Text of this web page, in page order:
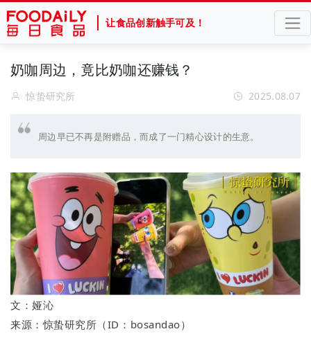
让食品创新触手可及！
奶咖周边，竟比奶咖还赚钱？
惊蛰研究所 2025.08.07
周边早已不再是附赠品，而成了一门精心设计的生意。
文：娅沁
来源：惊蛰研究所（ID：bosandao）